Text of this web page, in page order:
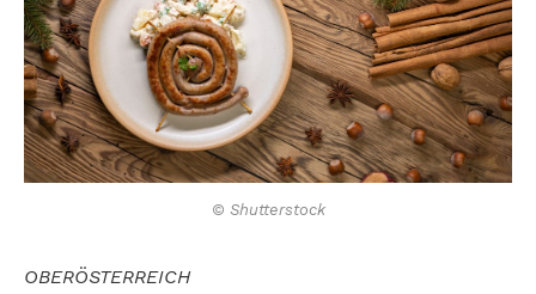
© Shutterstock
OBERÖSTERREICH